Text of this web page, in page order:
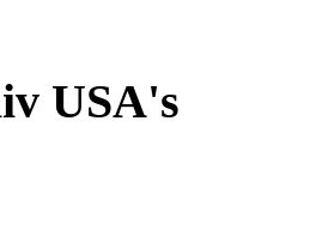
USA's